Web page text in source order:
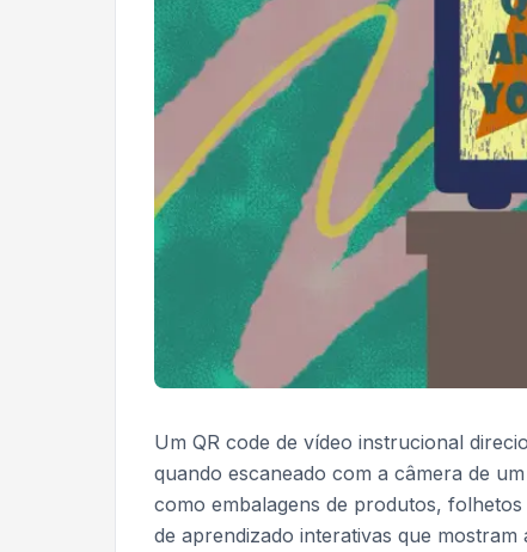
Um QR code de vídeo instrucional
quando escaneado com a câmera de
como embalagens de produtos,
de aprendizado interativas que